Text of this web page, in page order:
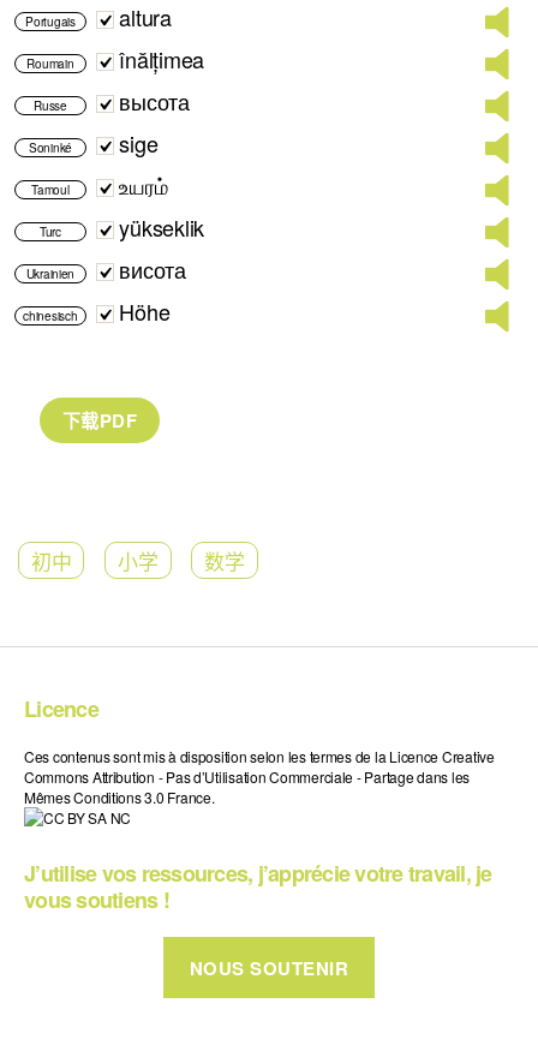
Portugais altura
Roumain înălțimea
Russe высота
Soninké sige
Tamoul உயரம்
Turc yükseklik
Ukrainien висота
chinesisch Höhe
初中 小学 数学
Licence
Ces contenus sont mis à disposition selon les termes de la Licence Creative
Commons Attribution - Pas d’Utilisation Commerciale - Partage dans les
Mêmes Conditions 3.0 France.
J’utilise vos ressources, j’apprécie votre travail, je
vous soutiens !
NOUS SOUTENIR